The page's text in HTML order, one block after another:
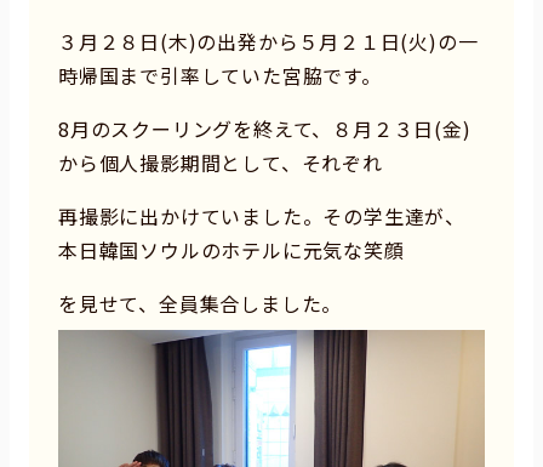
３月２８日(木)の出発から５月２１日(火)の一
時帰国まで引率していた宮脇です。
8月のスクーリングを終えて、８月２３日(金)
から個人撮影期間として、それぞれ
再撮影に出かけていました。その学生達が、
本日韓国ソウルのホテルに元気な笑顔
を見せて、全員集合しました。